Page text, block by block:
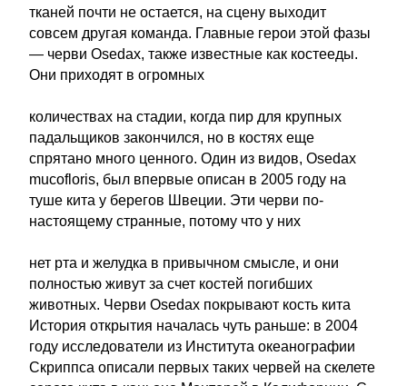
тканей почти не остается, на сцену выходит
совсем другая команда. Главные герои этой фазы
— черви Osedax, также известные как костееды.
Они приходят в огромных
количествах на стадии, когда пир для крупных
падальщиков закончился, но в костях еще
спрятано много ценного. Один из видов, Osedax
mucofloris, был впервые описан в 2005 году на
туше кита у берегов Швеции. Эти черви по-
настоящему странные, потому что у них
нет рта и желудка в привычном смысле, и они
полностью живут за счет костей погибших
животных. Черви Osedax покрывают кость кита
История открытия началась чуть раньше: в 2004
году исследователи из Института океанографии
Скриппса описали первых таких червей на скелете